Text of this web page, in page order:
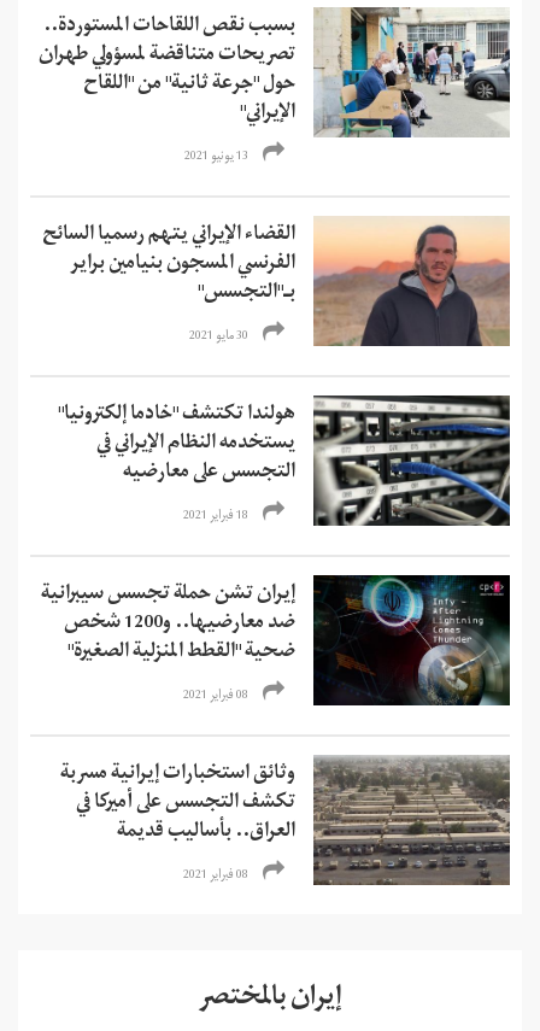
بسبب نقص اللقاحات المستوردة..
تصريحات متناقضة لمسؤولي طهران
حول "جرعة ثانية" من "اللقاح
الإيراني"
13 يونيو 2021
القضاء الإيراني يتهم رسميا السائح
الفرنسي المسجون بنيامين براير
بـ"التجسس"
30 مايو 2021
هولندا تكتشف "خادما إلكترونيا"
يستخدمه النظام الإيراني في
التجسس على معارضيه
18 فبراير 2021
إيران تشن حملة تجسس سيبرانية
ضد معارضيها.. و1200 شخص
ضحية "القطط المنزلية الصغيرة"
08 فبراير 2021
وثائق استخبارات إيرانية مسربة
تكشف التجسس على أميركا في
العراق.. بأساليب قديمة
08 فبراير 2021
إيران بالمختصر